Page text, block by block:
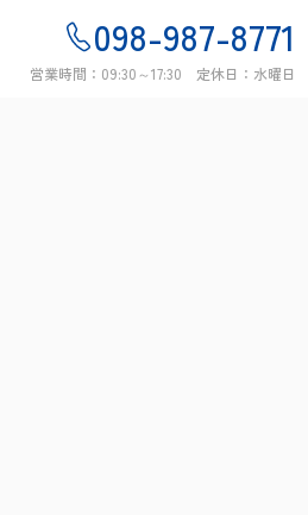
098-987-8771
営業時間：09:30～17:30 定休日：水曜日